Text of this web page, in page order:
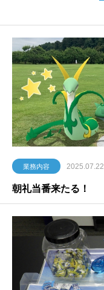
業務内容 2025.07.22
朝礼当番来たる！